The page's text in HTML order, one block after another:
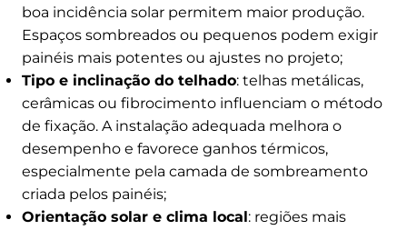
boa incidência solar permitem maior produção.
Espaços sombreados ou pequenos podem exigir
painéis mais potentes ou ajustes no projeto;
Tipo e inclinação do telhado: telhas metálicas,
cerâmicas ou fibrocimento influenciam o método
de fixação. A instalação adequada melhora o
desempenho e favorece ganhos térmicos,
especialmente pela camada de sombreamento
criada pelos painéis;
Orientação solar e clima local: regiões mais